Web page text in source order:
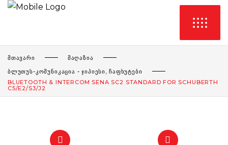
ᲛᲗᲐᲕᲐᲠᲘ
ᲛᲐᲦᲐᲖᲘᲐ
ᲑᲚᲣᲗᲣᲡ-ᲙᲝᲛᲣᲜᲘᲙᲐᲪᲘᲐ - ᲯᲘᲞᲘᲔᲡᲘ,ᲩᲐᲤᲮᲣᲢᲔᲑᲘ
BLUETOOTH & INTERCOM SENA SC2 STANDARD FOR SCHUBERTH
C5/E2/S3/J2